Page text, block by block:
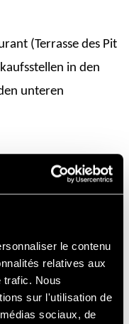
le contenu
relatives aux
trafic. Nous
sur l'utilisation de
sociaux, de
(Terrasse des Pit
in den
unteren
haben
und neben dem
des Pit Building)
auf
10 km/h beschränkt